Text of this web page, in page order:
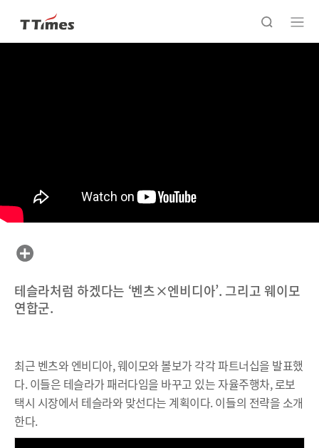
테슬라처럼 하겠다는 ‘벤츠×엔비디아’. 그리고 웨이모
연합군.
최근 벤츠와 엔비디아, 웨이모와 볼보가 각각 파트너십을 발표했
다. 이들은 테슬라가 패러다임을 바꾸고 있는 자율주행차, 로보
택시 시장에서 테슬라와 맞선다는 계획이다. 이들의 전략을 소개
한다.